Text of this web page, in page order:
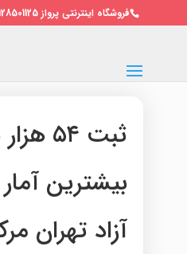
فروشگاه اینترنتی پرواز 09128501125 / 02122691010
ثبت
بیشترین
آزاد تهران